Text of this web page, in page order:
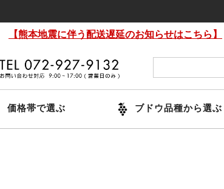
【熊本地震に伴う配送遅延のお知らせはこちら】
価格帯で選ぶ ブドウ品種から選ぶ